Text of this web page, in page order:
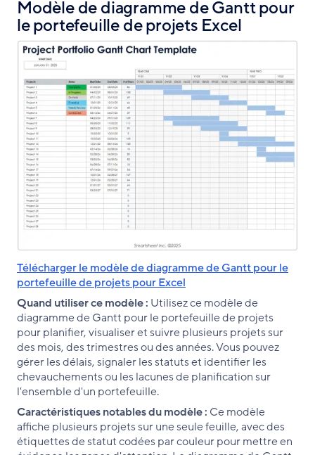
Modèle de diagramme de Gantt pour
le portefeuille de projets Excel
Télécharger le modèle de diagramme de Gantt pour le
portefeuille de projets pour Excel
Quand utiliser ce modèle : Utilisez ce modèle de
diagramme de Gantt pour le portefeuille de projets
pour planifier, visualiser et suivre plusieurs projets sur
des mois, des trimestres ou des années. Vous pouvez
gérer les délais, signaler les statuts et identifier les
chevauchements ou les lacunes de planification sur
l'ensemble d'un portefeuille.
Caractéristiques notables du modèle : Ce modèle
affiche plusieurs projets sur une seule feuille, avec des
étiquettes de statut codées par couleur pour mettre en